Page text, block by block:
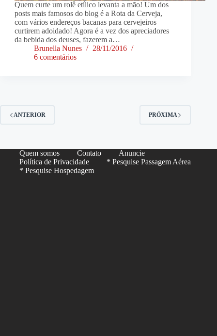
Quem curte um rolê etílico levanta a mão! Um dos
posts mais famosos do blog é a Rota da Cerveja,
com vários endereços bacanas para cervejeiros
curtirem adoidado! Agora é a vez dos apreciadores
da bebida dos deuses, fazerem a…
Brunella Nunes
28/11/2016
6 comentários
ANTERIOR PRÓXIMA
Quem somos Contato
Anuncie
Política de Privacidade
* Pesquise Passagem Aérea
* Pesquise Hospedagem